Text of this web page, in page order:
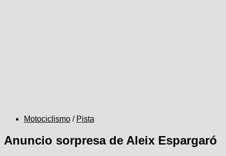
Motociclismo / Pista
Anuncio sorpresa de Aleix Espargaró